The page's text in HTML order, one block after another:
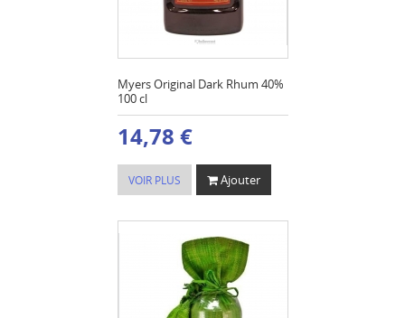
Myers Original Dark Rhum 40%
100 cl
14,78 €
VOIR PLUS Ajouter